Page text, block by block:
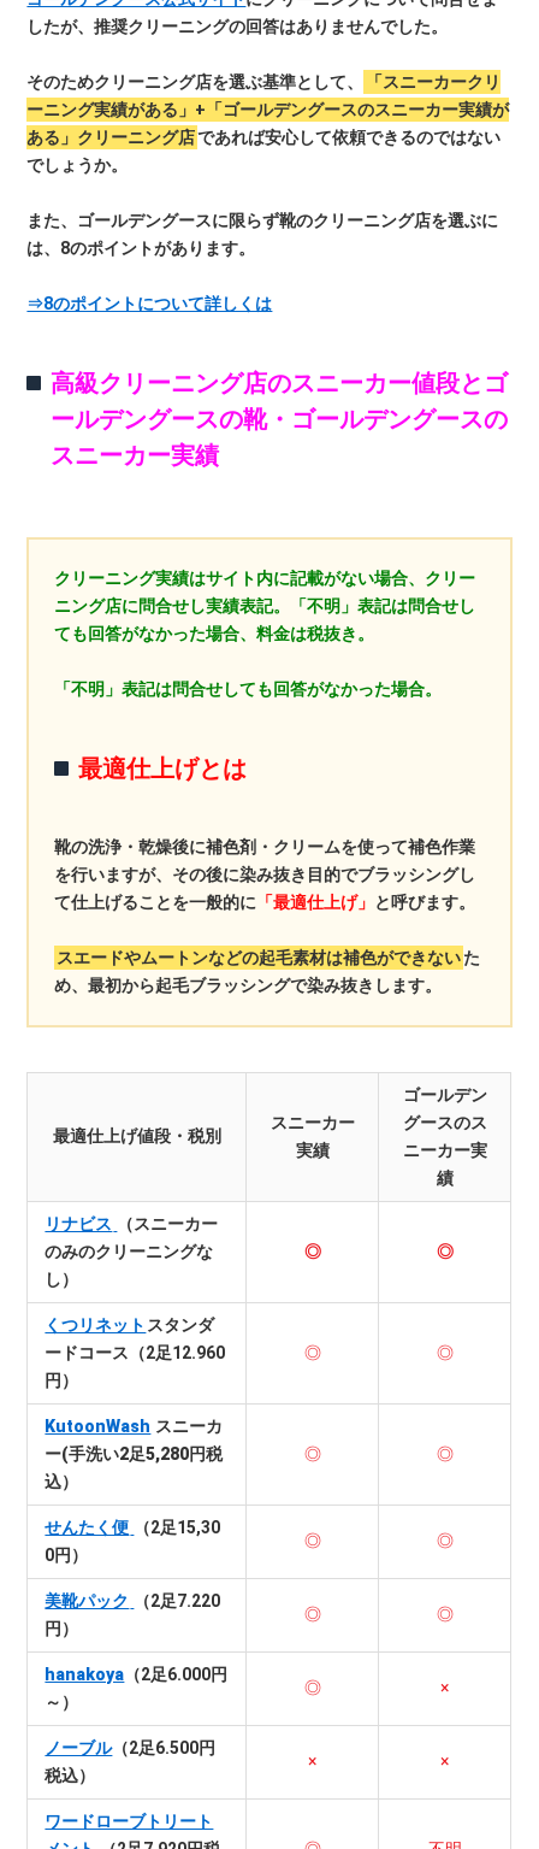
したが、推奨クリーニングの回答はありませんでした。
そのためクリーニング店を選ぶ基準として、
「スニーカークリ
ーニング実績がある」+「ゴールデングースのスニーカー実績が
ある」クリーニング店であれば安心して依頼できるのではない
でしょうか。
また、ゴールデングースに限らず靴のクリーニング店を選ぶに
は、8のポイントがあります。
⇒8のポイントについて詳しくは
高級クリーニング店のスニーカー値段とゴ
ールデングースの靴・ゴールデングースの
スニーカー実績
クリーニング実績はサイト内に記載がない場合、クリー
ニング店に問合せし実績表記。「不明」表記は問合せし
ても回答がなかった場合、料金は税抜き。
「不明」表記は問合せしても回答がなかった場合。
最適仕上げとは
靴の洗浄・乾燥後に補色剤・クリームを使って補色作業
を行いますが、その後に染み抜き目的でブラッシングし
て仕上げることを一般的に 「最適仕上げ」 と呼びます。
スエードやムートンなどの起毛素材は補色ができないた
め、最初から起毛ブラッシングで染み抜きします。
最適仕上げ値段・税別
スニーカー
実績
ゴールデン
グースのス
ニーカー実
績
リナビス
（スニーカー
のみのクリーニングな
し）
◎ ◎
くつリネット スタンダ
ードコース（2足12.960
円）
◎ ◎
KutoonWash スニーカ
ー(手洗い2足5,280円税
込）
◎ ◎
せんたく便
（2足15,30
0円）
◎ ◎
美靴パック
（2足7.220
円）
◎ ◎
hanakoya （2足6.000円
～）
◎ ×
ノーブル（2足6.500円
税込）
× ×
ワードローブトリート